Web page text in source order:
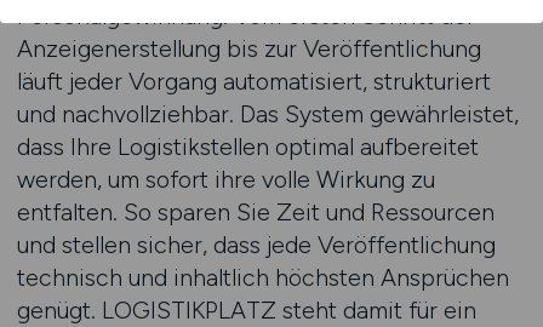
Personalgewinnung. Vom ersten Schritt der
Anzeigenerstellung bis zur Veröffentlichung
läuft jeder Vorgang automatisiert, strukturiert
und nachvollziehbar. Das System gewährleistet,
dass Ihre Logistikstellen optimal aufbereitet
werden, um sofort ihre volle Wirkung zu
entfalten. So sparen Sie Zeit und Ressourcen
und stellen sicher, dass jede Veröffentlichung
technisch und inhaltlich höchsten Ansprüchen
genügt. LOGISTIKPLATZ steht damit für ein